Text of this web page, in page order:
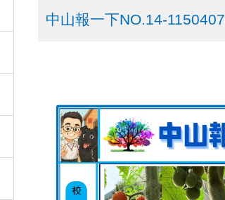
中山報一下NO.14-1150407